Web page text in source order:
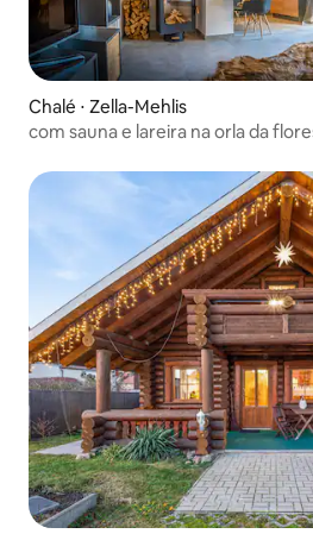
Chalé ⋅ Zella-Mehlis
com sauna e lareira na orla da